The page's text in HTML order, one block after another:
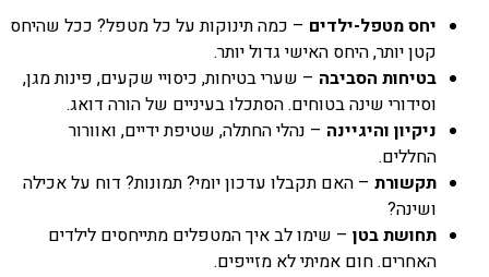
יחס מטפל-ילדים – כמה תינוקות על כל מטפל? ככל שהיחס
קטן יותר, היחס האישי גדול יותר.
בטיחות הסביבה – שערי בטיחות, כיסויי שקעים, פינות מגן,
וסידורי שינה בטוחים. הסתכלו בעיניים של הורה דואג.
ניקיון והיגיינה – נהלי החתלה, שטיפת ידיים, ואוורור
החללים.
תקשורת – האם תקבלו עדכון יומי? תמונות? דוח על אכילה
ושינה?
תחושת בטן – שימו לב איך המטפלים מתייחסים לילדים
האחרים. חום אמיתי לא מזייפים.